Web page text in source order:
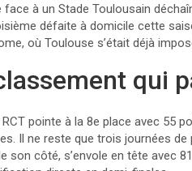
à un Stade Toulousain
défaite à domicile cette
où Toulouse s’était déjà
qui
pointe à la 8e place avec 55
Il ne reste que trois journées
son côté, s’envole en tête avec